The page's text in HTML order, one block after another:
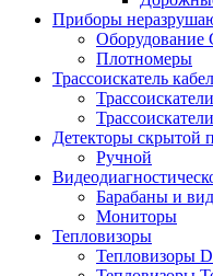
Приборы
Оборудование
Плотномеры
Трассоискатель
Детекторы скрытой
Ручной
Барабаны и
Мониторы
Тепловизоры
Тепловизоры